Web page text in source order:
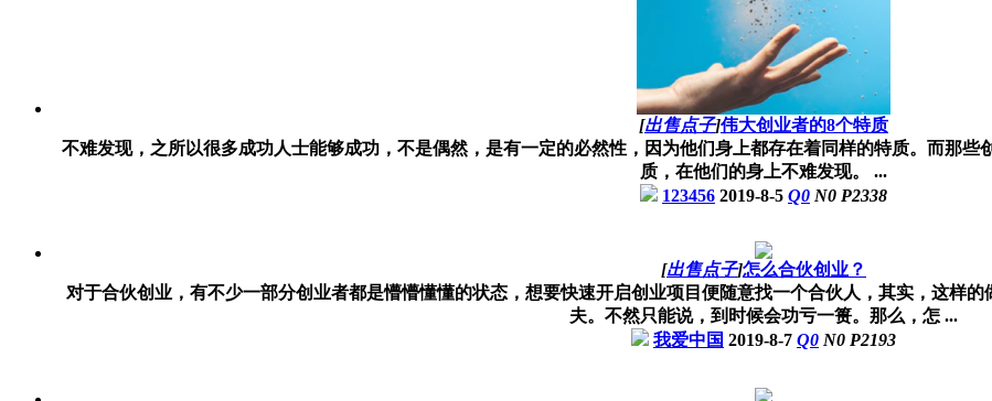
[出售点子]伟大创业者的8个特质
不难发现，之所以很多成功人士能够成功，不是偶然，是有一定的必然性，因为他们身上都存在着同样的特质。而那
质，在他们的身上不难发现。 ...
123456 2019-8-5 Q0 N0 P2338
[出售点子]怎么合伙创业？
对于合伙创业，有不少一部分创业者都是懵懵懂懂的状态，想要快速开启创业项目便随意找一个合伙人，其实，这样
夫。不然只能说，到时候会功亏一篑。那么，怎 ...
我爱中国 2019-8-7 Q0 N0 P2193